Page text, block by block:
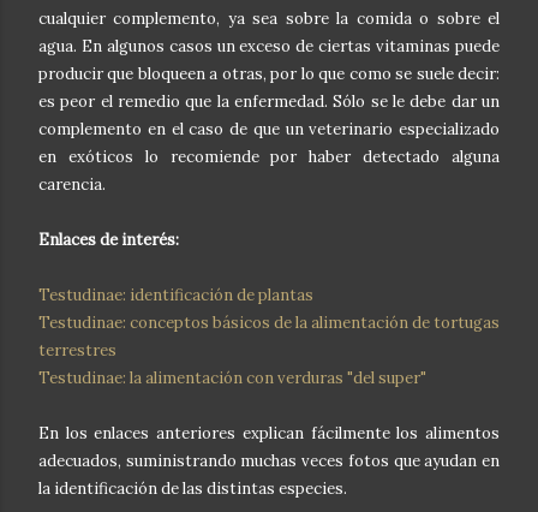
cualquier complemento, ya sea sobre la comida o sobre el
agua. En algunos casos un exceso de ciertas vitaminas puede
producir que bloqueen a otras, por lo que como se suele decir:
es peor el remedio que la enfermedad. Sólo se le debe dar un
complemento en el caso de que un veterinario especializado
en exóticos lo recomiende por haber detectado alguna
carencia.
Enlaces de interés:
Testudinae: identificación de plantas
Testudinae: conceptos básicos de la alimentación de tortugas
terrestres
Testudinae: la alimentación con verduras "del super"
En los enlaces anteriores explican fácilmente los alimentos
adecuados, suministrando muchas veces fotos que ayudan en
la identificación de las distintas especies.